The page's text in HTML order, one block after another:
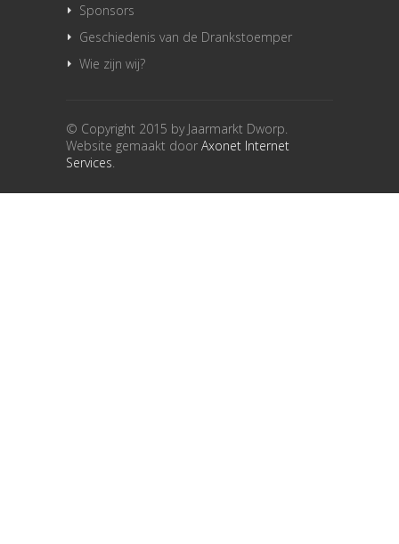
Sponsors
Geschiedenis van de Drankstoemper
Wie zijn wij?
© Copyright 2015 by Jaarmarkt Dworp.
Website gemaakt door Axonet Internet
Services